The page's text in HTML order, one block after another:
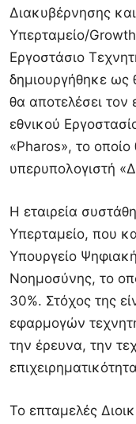
Διακυβέρνησης
Υπερταμείο/
Εργοστάσιο
δημιουργήθηκε ως
θα αποτελέσει τον
εθνικού
«Pharos», το οποίο
υπερυπολογιστή
Η εταιρεία
Υπερταμείο, που
Υπουργείο
Νοημοσύνης, το
30%. Στόχος της
εφαρμογών
την έρευνα, την
Το επταμελές